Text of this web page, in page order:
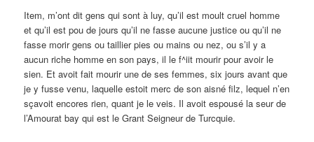
Item, m’ont dit gens qui sont à luy, qu’il est moult cruel homme
et qu’il est pou de jours qu’il ne fasse aucune justice ou qu’il ne
fasse morir gens ou taillier pies ou mains ou nez, ou s’il y a
aucun riche homme en son pays, il le f^iit mourir pour avoir le
sien. Et avoit fait mourir une de ses femmes, six jours avant que
je y fusse venu, laquelle estoit merc de son aisné filz, lequel n’en
sçavoit encores rien, quant je le veis. Il avoit espousé la seur de
l’Amourat bay qui est le Grant Seigneur de Turcquie.